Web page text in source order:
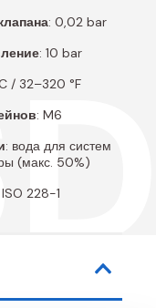
: 0,02 bar
: 10 bar
/ 32–320 °F
: M6
: вода для систем
(макс. 50%)
ISO 228-1